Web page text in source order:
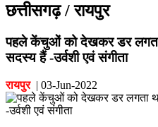
छत्तीसगढ़ / रायपुर
पहले केंचुओं को देखकर डर
सदस्य हैं -उर्वशी एवं संगीता
रायपुर| 03-Jun-2022